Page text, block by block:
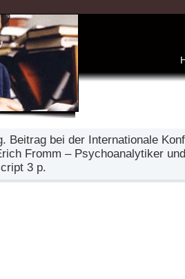
Beitrag bei der Internationale
Fromm – Psychoanalytiker
3 p.